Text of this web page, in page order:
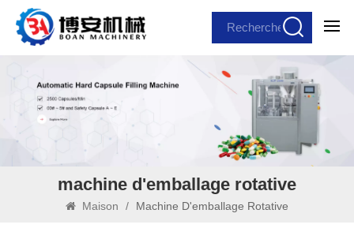
machine d'emballage rotative
Maison / Machine D'emballage Rotative